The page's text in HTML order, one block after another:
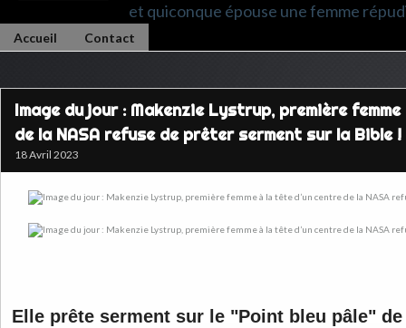
et quiconque épouse une femme
Accueil Contact
Image du jour : Makenzie Lystrup, première
de la NASA refuse de prêter serment sur la Bible !
18 Avril 2023
Elle prête serment sur le "Point bleu pâle" de